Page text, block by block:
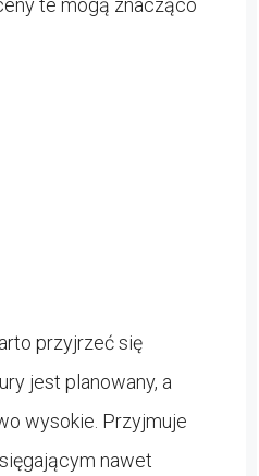
te mogą znacząco
przyjrzeć się
jest planowany, a
wysokie. Przyjmuje
nawet